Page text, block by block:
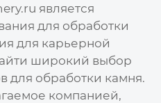
является
для обработки
для карьерной
широкий выбор
для обработки камня.
компанией,